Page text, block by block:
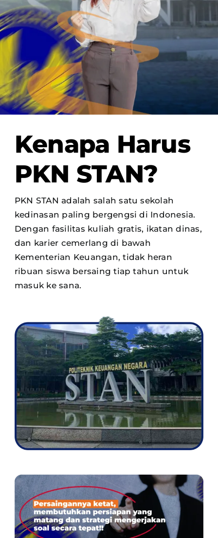
Kenapa Harus
PKN STAN?
PKN STAN adalah salah satu sekolah
kedinasan paling bergengsi di Indonesia.
Dengan fasilitas kuliah gratis, ikatan dinas,
dan karier cemerlang di bawah
Kementerian Keuangan, tidak heran
ribuan siswa bersaing tiap tahun untuk
masuk ke sana.